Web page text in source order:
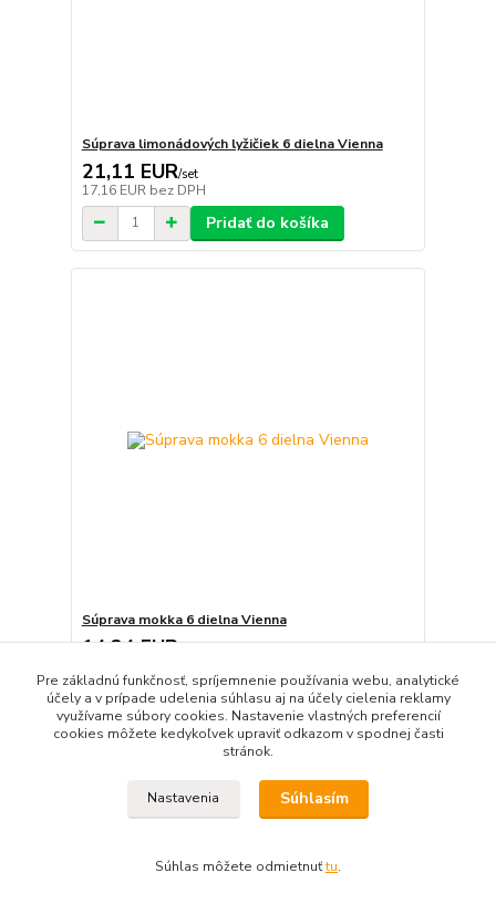
Súprava limonádových lyžičiek 6 dielna Vienna
21,11 EUR/set
17,16 EUR bez DPH
Pridať do košíka
Súprava mokka 6 dielna Vienna
14,24 EUR
Pridať do košíka
Pre základnú funkčnosť, spríjemnenie používania webu, analytické
účely a v prípade udelenia súhlasu aj na účely cielenia reklamy
využívame súbory cookies. Nastavenie vlastných preferencií
cookies môžete kedykoľvek upraviť odkazom v spodnej časti
stránok.
Nastavenia Súhlasím
Súhlas môžete odmietnuťtu.